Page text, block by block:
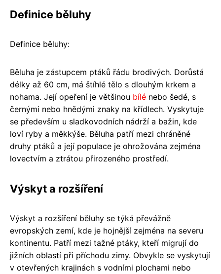
Definice běluhy
Definice běluhy:
Běluha je zástupcem ptáků řádu brodivých. Dorůstá
délky až 60 cm, má štíhlé tělo s dlouhým krkem a
nohama. Její opeření je většinou bílé nebo šedé, s
černými nebo hnědými znaky na křídlech. Vyskytuje
se především u sladkovodních nádrží a bažin, kde
loví ryby a měkkýše. Běluha patří mezi chráněné
druhy ptáků a její populace je ohrožována zejména
lovectvím a ztrátou přirozeného prostředí.
Výskyt a rozšíření
Výskyt a rozšíření běluhy se týká převážně
evropských zemí, kde je hojnější zejména na severu
kontinentu. Patří mezi tažné ptáky, kteří migrují do
jižních oblastí při příchodu zimy. Obvykle se vyskytují
v otevřených krajinách s vodními plochami nebo